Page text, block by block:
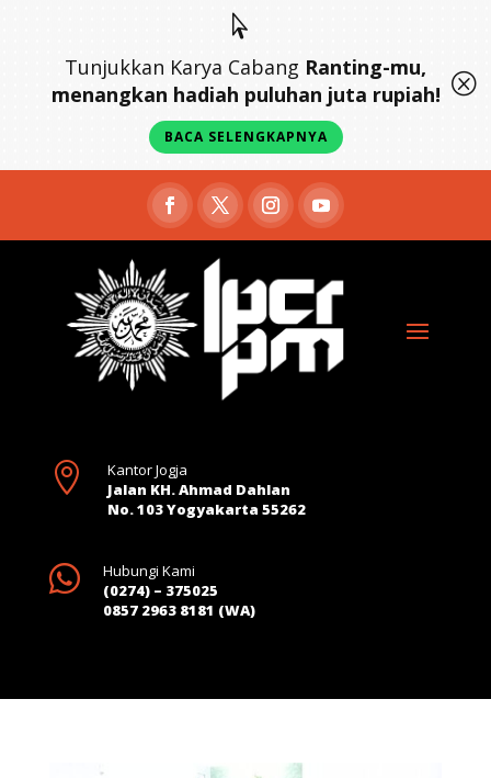

Tunjukkan Karya Cabang Ranting-mu,
menangkan hadiah puluhan juta rupiah!
BACA SELENGKAPNYA
Q

Kantor Jogja
Jalan KH. Ahmad Dahlan
No. 103 Yogyakarta 55262

Hubungi Kami
(0274) – 375025
0857 2963 8181 (WA)